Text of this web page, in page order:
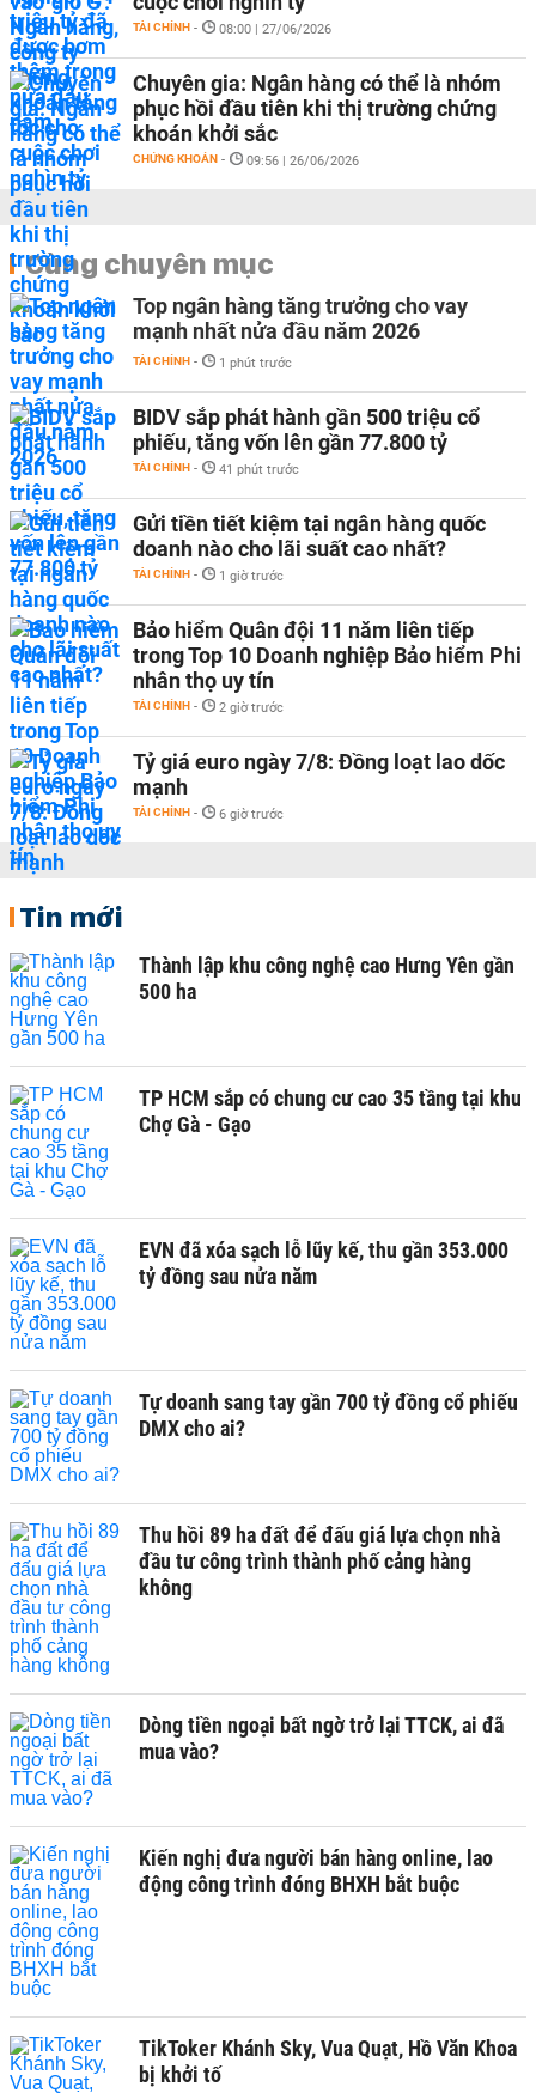
TÀI CHÍNH - 08:00 | 27/06/2026
Chuyên gia: Ngân hàng có thể là nhóm
phục hồi đầu tiên khi thị trường chứng
khoán khởi sắc
CHỨNG KHOÁN - 09:56 | 26/06/2026
Cùng chuyên mục
Top ngân hàng tăng trưởng cho vay
mạnh nhất nửa đầu năm 2026
TÀI CHÍNH - 1 phút trước
BIDV sắp phát hành gần 500 triệu cổ
phiếu, tăng vốn lên gần 77.800 tỷ
TÀI CHÍNH - 41 phút trước
Gửi tiền tiết kiệm tại ngân hàng quốc
doanh nào cho lãi suất cao nhất?
TÀI CHÍNH - 1 giờ trước
Bảo hiểm Quân đội 11 năm liên tiếp
trong Top 10 Doanh nghiệp Bảo hiểm Phi
nhân thọ uy tín
TÀI CHÍNH - 2 giờ trước
Tỷ giá euro ngày 7/8: Đồng loạt lao dốc
mạnh
TÀI CHÍNH - 6 giờ trước
Tin mới
Thành lập khu công nghệ cao Hưng Yên gần
500 ha
TP HCM sắp có chung cư cao 35 tầng tại khu
Chợ Gà - Gạo
EVN đã xóa sạch lỗ lũy kế, thu gần 353.000
tỷ đồng sau nửa năm
Tự doanh sang tay gần 700 tỷ đồng cổ phiếu
DMX cho ai?
Thu hồi 89 ha đất để đấu giá lựa chọn nhà
đầu tư công trình thành phố cảng hàng
không
Dòng tiền ngoại bất ngờ trở lại TTCK, ai đã
mua vào?
Kiến nghị đưa người bán hàng online, lao
động công trình đóng BHXH bắt buộc
TikToker Khánh Sky, Vua Quạt, Hồ Văn Khoa
bị khởi tố